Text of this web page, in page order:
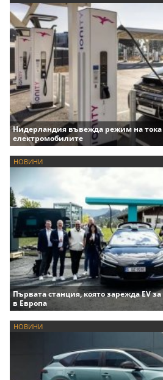
Нидерландия въвежда режим на тока
електромобилите
НОВИНИ
Първата станция, която зарежда EV
в Европа
НОВИНИ